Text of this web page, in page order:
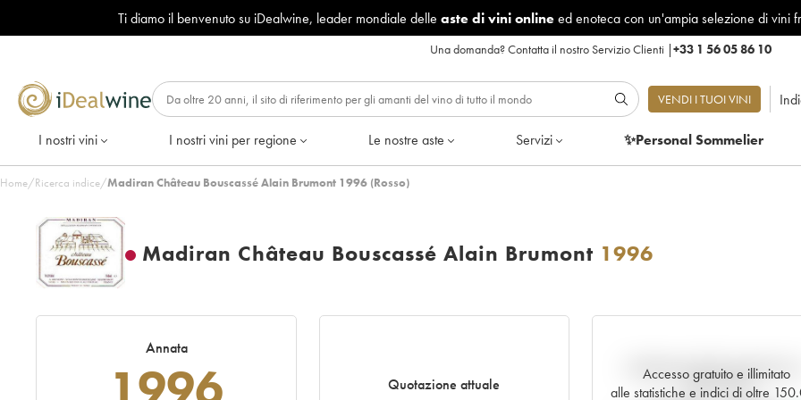
Ti diamo il benvenuto su iDealwine, leader mondiale delle aste di vini onlineed enoteca con un'ampia selezione di vini
Una domanda?Contatta il nostro Servizio Clienti |+33 1 56 05 86 10
VENDI I TUOI VINI
I nostri vini I nostri vini per regione Le nostre aste Servizi ✨Personal Sommelier
Home/Ricerca indice/Madiran Château Bouscassé Alain Brumont 1996 (Rosso)
Madiran Château Bouscassé Alain Brumont 1996
Annata
Quotazione attuale
Accesso gratuito e illimitato
alle statistiche e indici di oltre
Andamento della quotazione
tempo reale